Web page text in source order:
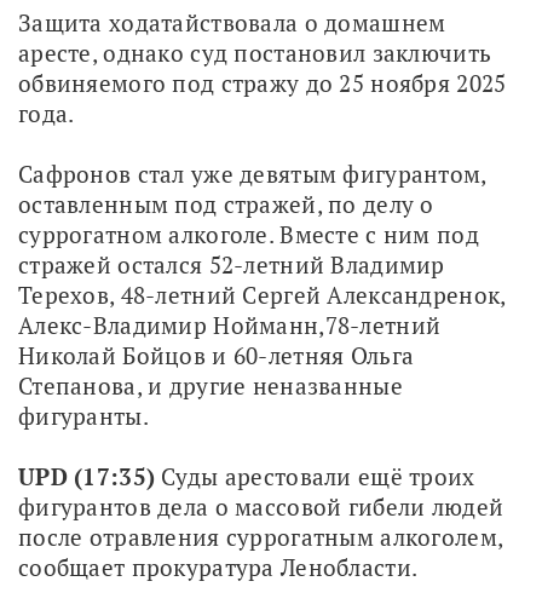
Защита ходатайствовала о домашнем
аресте, однако суд постановил заключить
обвиняемого под стражу до 25 ноября 2025
года.
Сафронов стал уже девятым фигурантом,
оставленным под стражей, по делу о
суррогатном алкоголе. Вместе с ним под
стражей остался 52-летний Владимир
Терехов, 48-летний Сергей Александренок,
Алекс-Владимир Нойманн,78-летний
Николай Бойцов и 60-летняя Ольга
Степанова, и другие неназванные
фигуранты.
UPD (17:35) Суды арестовали ещё троих
фигурантов дела о массовой гибели людей
после отравления суррогатным алкоголем,
сообщает прокуратура Ленобласти.